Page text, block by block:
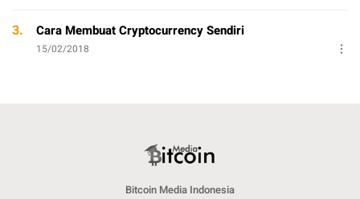
3. Cara Membuat Cryptocurrency Sendiri
15/02/2018
Bitcoin Media Indonesia